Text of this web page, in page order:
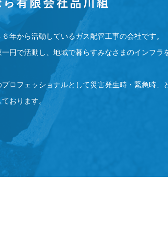
年から活動しているガス配管工事の会社です。
円で活動し、地域で暮らすみなさまのインフラ
ロフェッショナルとして災害発生時・緊急時、
おります。